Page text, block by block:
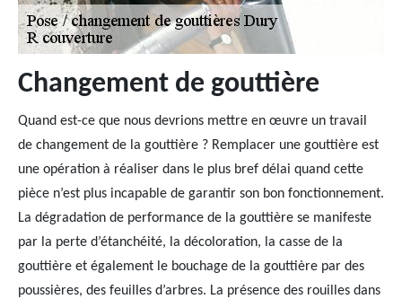
Changement de gouttière
Quand est-ce que nous devrions mettre en œuvre un travail
de changement de la gouttière ? Remplacer une gouttière est
une opération à réaliser dans le plus bref délai quand cette
pièce n’est plus incapable de garantir son bon fonctionnement.
La dégradation de performance de la gouttière se manifeste
par la perte d’étanchéité, la décoloration, la casse de la
gouttière et également le bouchage de la gouttière par des
poussières, des feuilles d’arbres. La présence des rouilles dans